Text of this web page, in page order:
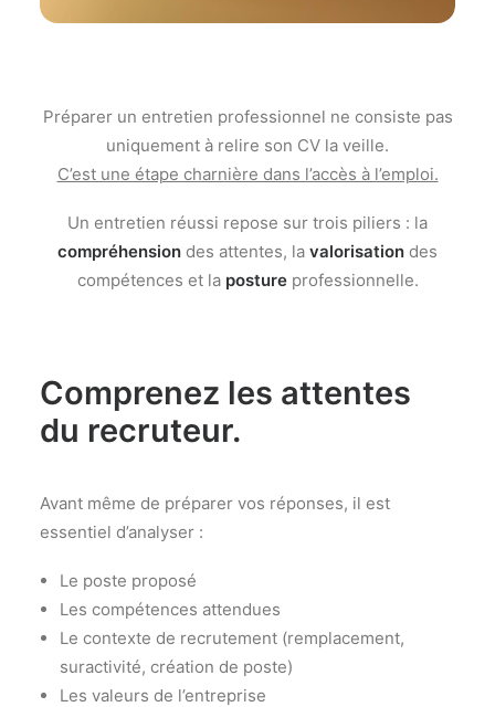
Préparer un entretien professionnel ne consiste pas
uniquement à relire son CV la veille.
C’est une étape charnière dans l’accès à l’emploi.
Un entretien réussi repose sur trois piliers : la
compréhension des attentes, la valorisation des
compétences et la postureprofessionnelle.
Comprenez les attentes
du recruteur.
Avant même de préparer vos réponses, il est
essentiel d’analyser :
Le poste proposé
Les compétences attendues
Le contexte de recrutement (remplacement,
suractivité, création de poste)
Les valeurs de l’entreprise